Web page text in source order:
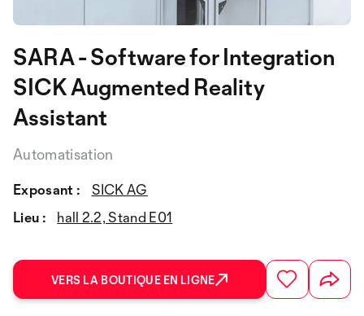
SARA - Software for Integration
SICK Augmented Reality
Assistant
Automatisation
Exposant :
SICK AG
Lieu :
hall 2.2, Stand E01
VERS LA BOUTIQUE EN LIGNE